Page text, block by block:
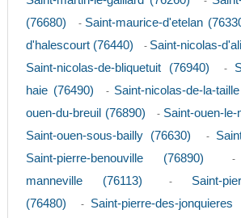
(76680)
- Saint-maurice-d'etelan
d'halescourt (76440)
- Saint-nicolas-
Saint-nicolas-de-bliquetuit (76940) -
haie (76490)
- Saint-nicolas-de-la-
ouen-du-breuil (76890)
- Saint-ouen-
Saint-ouen-sous-bailly (76630) -
Saint-pierre-benouville (76890)
manneville (76113)
- Saint-
(76480)
- Saint-pierre-des-jonquieres